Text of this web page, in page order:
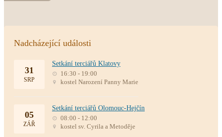
Nadcházející události
31
SRP
Setkání terciářů Klatovy
16:30 - 19:00
kostel Narození Panny Marie
05
ZÁŘ
Setkání terciářů Olomouc-Hejčín
08:00 - 12:00
kostel sv. Cyrila a Metoděje